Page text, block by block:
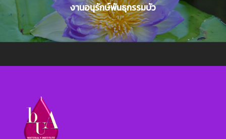
งานอนุรักษ์พันธุกรรมบัว